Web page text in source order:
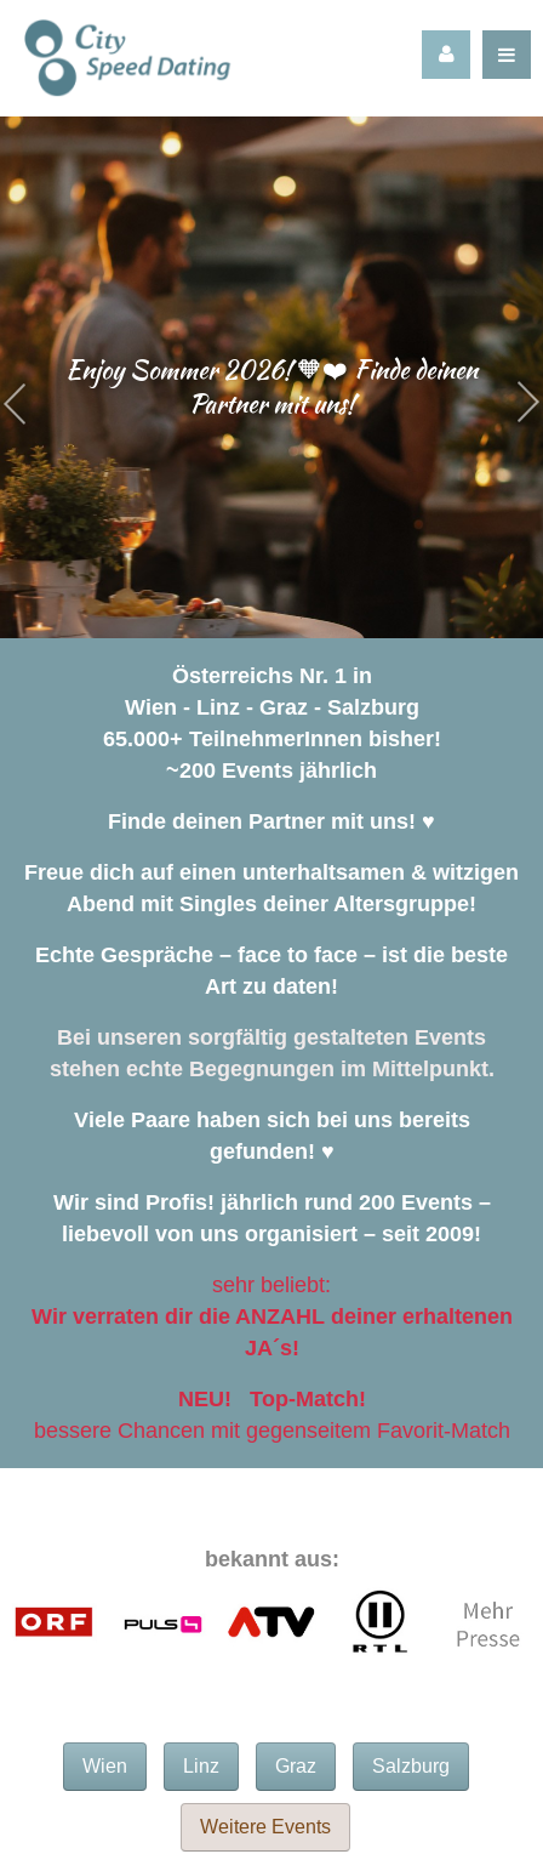
Enjoy Sommer 2026! 🧡❤️ Finde deinen
Partner mit uns!
Österreichs Nr. 1 in
Wien - Linz - Graz - Salzburg
65.000+ TeilnehmerInnen bisher!
~200 Events jährlich
Finde deinen Partner mit uns! ♥️
Freue dich auf einen unterhaltsamen & witzigen
Abend mit Singles deiner Altersgruppe!
Echte Gespräche – face to face – ist die beste
Art zu daten!
Bei unseren sorgfältig gestalteten Events
stehen echte Begegnungen im Mittelpunkt.
Viele Paare haben sich bei uns bereits
gefunden! ♥️
Wir sind Profis! jährlich rund 200 Events –
liebevoll von uns organisiert – seit 2009!
sehr beliebt:
Wir verraten dir die ANZAHL deiner erhaltenen
JA´s!
NEU! Top-Match!
bessere Chancen mit gegenseitem Favorit-Match
bekannt aus:
Wien Linz Graz Salzburg
Weitere Events